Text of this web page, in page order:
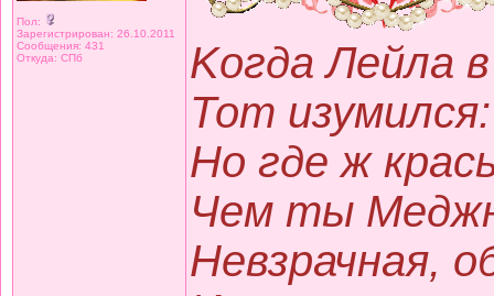
Пол:
Зарегистрирован: 26.10.2011
Сообщения: 431
Откуда: СПб
Kогда Лейла
Тот
Но где ж
Чем ты
Невзрачная,